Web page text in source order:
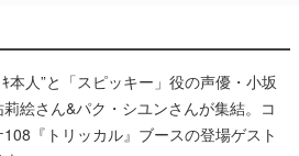
ｷ本人”と「スピッキー」役の声優・小坂
莉絵さん&パク・シユンさんが集結。コ
108『トリッカル』ブースの登場ゲスト